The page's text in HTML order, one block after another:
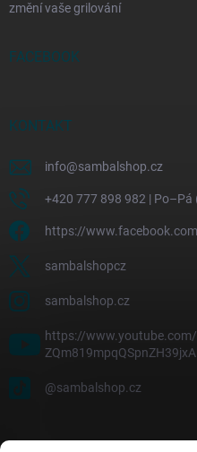
změní vaše grilování
FACEBOOK
KONTAKT
info@sambalshop.cz
+420 777 898 982 | Po–Pá
https://
sambalshopcz
sambalshop.cz
https://
ZQm819mpqQSpnZH39jxA
@sambalshop.cz